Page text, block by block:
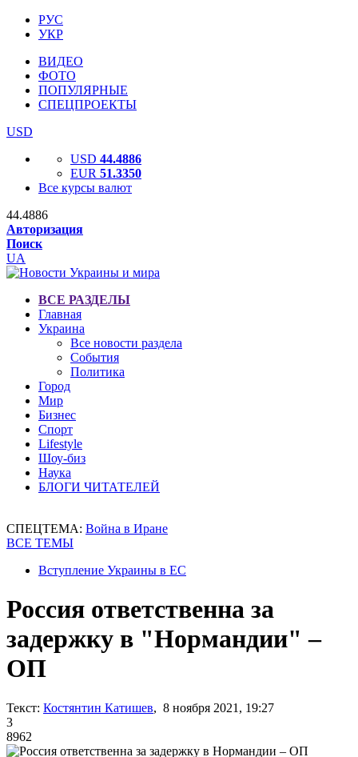
РУС
УКР
ВИДЕО
ФОТО
ПОПУЛЯРНЫЕ
СПЕЦПРОЕКТЫ
USD
USD 44.4886
EUR 51.3350
Все курсы валют
44.4886
Авторизация
Поиск
UA
ВСЕ РАЗДЕЛЫ
Главная
Украина
Все новости раздела
События
Политика
Город
Мир
Бизнес
Спорт
Lifestyle
Шоу-биз
Наука
БЛОГИ ЧИТАТЕЛЕЙ
СПЕЦТЕМА: Война в Иране
ВСЕ ТЕМЫ
Вступление Украины в ЕС
Россия ответственна за
задержку в "Нормандии" –
ОП
Текст: Костянтин Катишев, 8 ноября 2021, 19:27
3
8962